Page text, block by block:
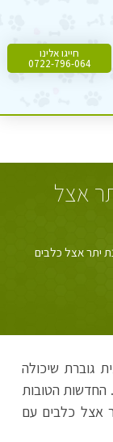
חייגו אלינו
0722-796-064
אצל
יתר אצל כלבים
גוברת שיכולה
החדשות הטובות
אצל כלבים עם